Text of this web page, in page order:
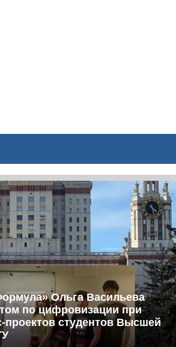
Ольга Васильева
по цифровизации при
проектов студентов Высшей